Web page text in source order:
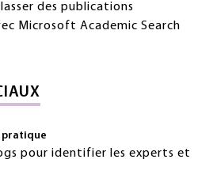
des publications
Microsoft Academic Search
pratique
pour identifier les experts et